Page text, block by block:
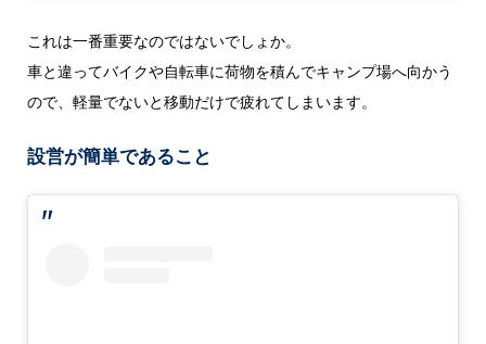
これは一番重要なのではないでしょか。
車と違ってバイクや自転車に荷物を積んでキャンプ場へ向かう
ので、軽量でないと移動だけで疲れてしまいます。
設営が簡単であること